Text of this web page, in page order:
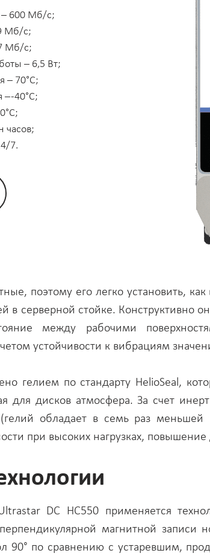
– 600 Мб/с;
Мб/с;
Мб/с;
– 6,5 Вт;
– 70°C;
-40°C;
часов;
7.
поэтому его легко установить,
в серверной стойке. Конструктивно
между рабочими
устойчивости к вибрациям
гелием по стандарту HelioSeal,
для дисков атмосфера. За счет
обладает в семь раз
при высоких нагрузках, повышение
DC HC550 применяется
магнитной записи
90° по сравнению с устаревшим,